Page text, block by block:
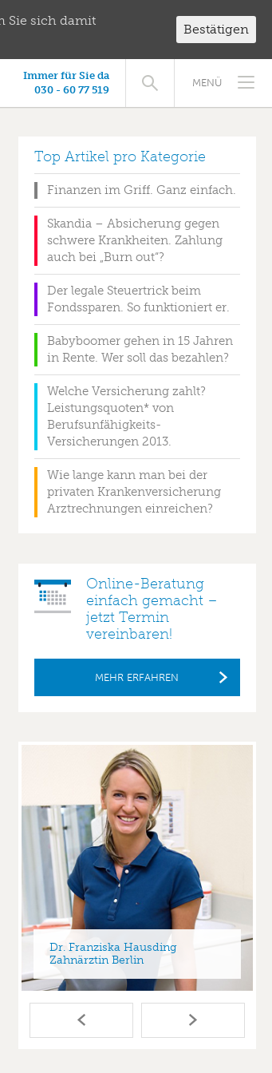
MENÜ
Immer für Sie da
030 - 60 77 519
Top Artikel pro Kategorie
Finanzen im Griff. Ganz einfach.
Skandia – Absicherung gegen
schwere Krankheiten. Zahlung
auch bei „Burn out“?
Der legale Steuertrick beim
Fondssparen. So funktioniert er.
Babyboomer gehen in 15 Jahren
in Rente. Wer soll das bezahlen?
Welche Versicherung zahlt?
Leistungsquoten* von
Berufsunfähigkeits-
Versicherungen 2013.
Wie lange kann man bei der
privaten Krankenversicherung
Arztrechnungen einreichen?
Online-Beratung
einfach gemacht –
jetzt Termin
vereinbaren!
MEHR ERFAHREN
Dr. Franziska Hausding
Zahnärztin Berlin
Sie sich damit
Bestätigen